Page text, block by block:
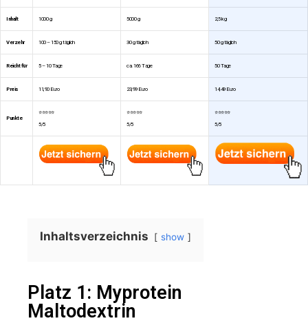
Inhalt 1000 g 5000 g 2,5 kg
Verzehr 100 – 150 g täglich 30 g täglich 50 g täglich
Reicht für 5 – 10 Tage ca. 166 Tage 50 Tage
Preis 11,90 Euro 23,99 Euro 14,49 Euro
Punkte
⭐⭐⭐⭐⭐
5/5
⭐⭐⭐⭐⭐
5/5
⭐⭐⭐⭐⭐
5/5
Inhaltsverzeichnis show
Platz 1: Myprotein
Maltodextrin